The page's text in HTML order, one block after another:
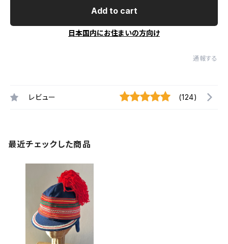
Add to cart
日本国内にお住まいの方向け
通報する
レビュー (124)
最近チェックした商品